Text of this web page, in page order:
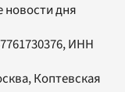
новости дня
ИНН
Коптевская